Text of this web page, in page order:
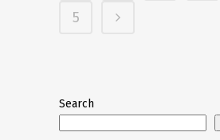
5
Search